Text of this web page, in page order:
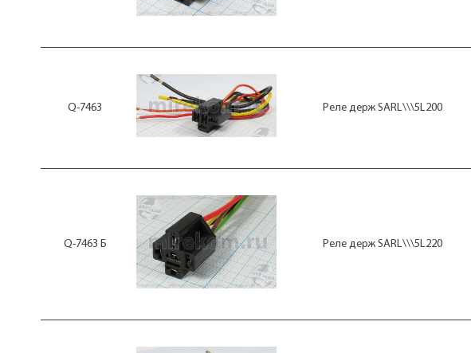
Q-7463 Реле держ SARL\\\5L200
Q-7463 Б Реле держ SARL\\\5L220